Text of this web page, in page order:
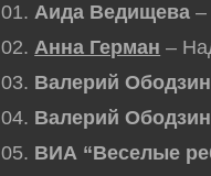
01.Аида Ведищева –
02.Анна Герман –
03. Валерий
04. Валерий
05. ВИА “Веселые